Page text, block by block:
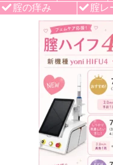
腟の痒み
腟レ